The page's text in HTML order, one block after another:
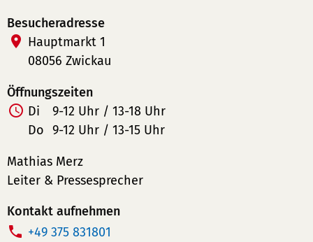
Besucheradresse
Hauptmarkt 1
08056 Zwickau
Öffnungszeiten
Di
9-12 Uhr / 13-18 Uhr
Do 9-12 Uhr / 13-15 Uhr
Mathias Merz
Leiter & Pressesprecher
Kontakt aufnehmen
T
+49 375 831801